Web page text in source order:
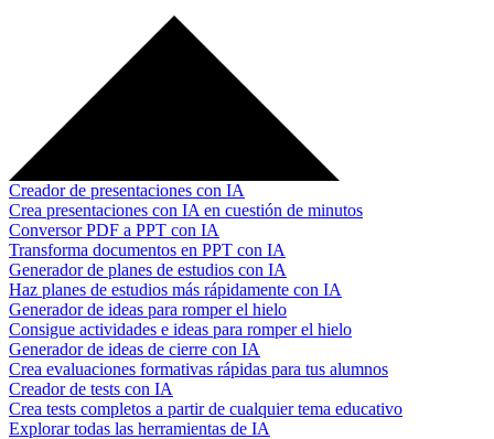
Creador de presentaciones con IA
Crea presentaciones con IA en cuestión de minutos
Conversor PDF a PPT con IA
Transforma documentos en PPT con IA
Generador de planes de estudios con IA
Haz planes de estudios más rápidamente con IA
Generador de ideas para romper el hielo
Consigue actividades e ideas para romper el hielo
Generador de ideas de cierre con IA
Crea evaluaciones formativas rápidas para tus alumnos
Creador de tests con IA
Crea tests completos a partir de cualquier tema educativo
Explorar todas las herramientas de IA